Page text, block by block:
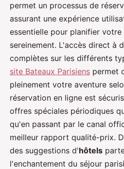
permet un processus de
assurant une expérience
essentielle pour planifier votre
sereinement. L'accès direct à
complètes sur les différents
site Bateaux Parisiens permet
pleinement votre aventure
réservation en ligne est
offres spéciales périodiques
qu'en passant par le canal
meilleur rapport qualité-prix.
des suggestions d'hôtels
l'enchantement du séjour